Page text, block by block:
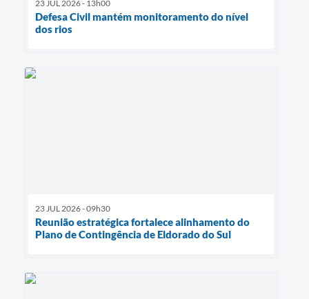
23 JUL 2026 - 13h00
Defesa Civil mantém monitoramento do nível
dos rios
23 JUL 2026 - 09h30
Reunião estratégica fortalece alinhamento do
Plano de Contingência de Eldorado do Sul